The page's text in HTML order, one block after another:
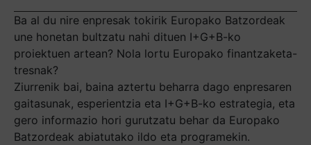
Ba al du nire enpresak tokirik Europako Batzordeak
une honetan bultzatu nahi dituen I+G+B-ko
proiektuen artean? Nola lortu Europako finantzaketa-
tresnak?
Ziurrenik bai, baina aztertu beharra dago enpresaren
gaitasunak, esperientzia eta I+G+B-ko estrategia, eta
gero informazio hori gurutzatu behar da Europako
Batzordeak abiatutako ildo eta programekin.